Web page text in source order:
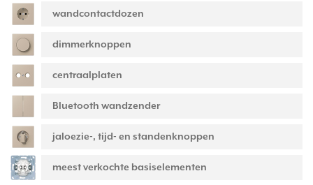
wandcontactdozen
dimmerknoppen
centraalplaten
Bluetooth wandzender
jaloezie-, tijd- en standenknoppen
meest verkochte basiselementen